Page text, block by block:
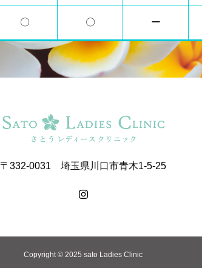
〇 〇 ー
〒332-0031 埼玉県川口市青木1-5-25
Copyright © 2025 sato Ladies Clinic